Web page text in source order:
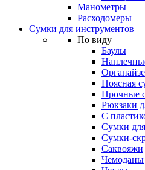
Манометры
Расходомеры
Сумки для инструментов
По виду
Баулы
Поясная
Прочные
Рюкзаки
С
Сумки
Сумки-
Саквояжи
Чемоданы